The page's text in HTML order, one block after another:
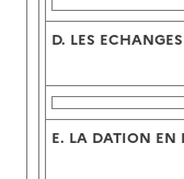
D. LES ECHANGES
E. LA DATION EN